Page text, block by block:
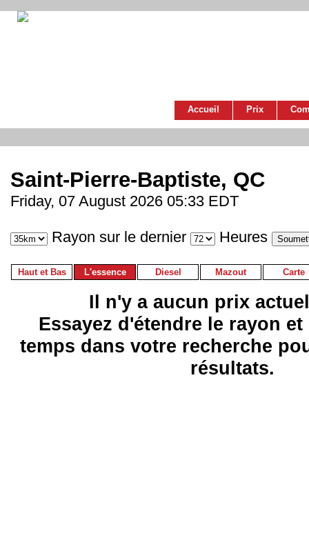
Accueil Prix
Saint-Pierre-Baptiste, QC
Friday, 07 August 2026 05:33 EDT
Rayon sur le dernier Heures
Haut et Bas L'essence Diesel Mazout Carte
Il n'y a aucun prix
Essayez d'étendre le rayon
temps dans votre recherche
résultats.